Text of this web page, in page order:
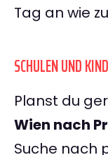
Tag an wie
SCHULEN UND
Planst du
Wien nach
Suche nach